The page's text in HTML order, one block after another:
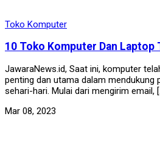
Toko Komputer
10 Toko Komputer Dan Laptop
JawaraNews.id, Saat ini, komputer
penting dan utama dalam mendukung
sehari-hari. Mulai dari mengirim email,
Mar 08, 2023